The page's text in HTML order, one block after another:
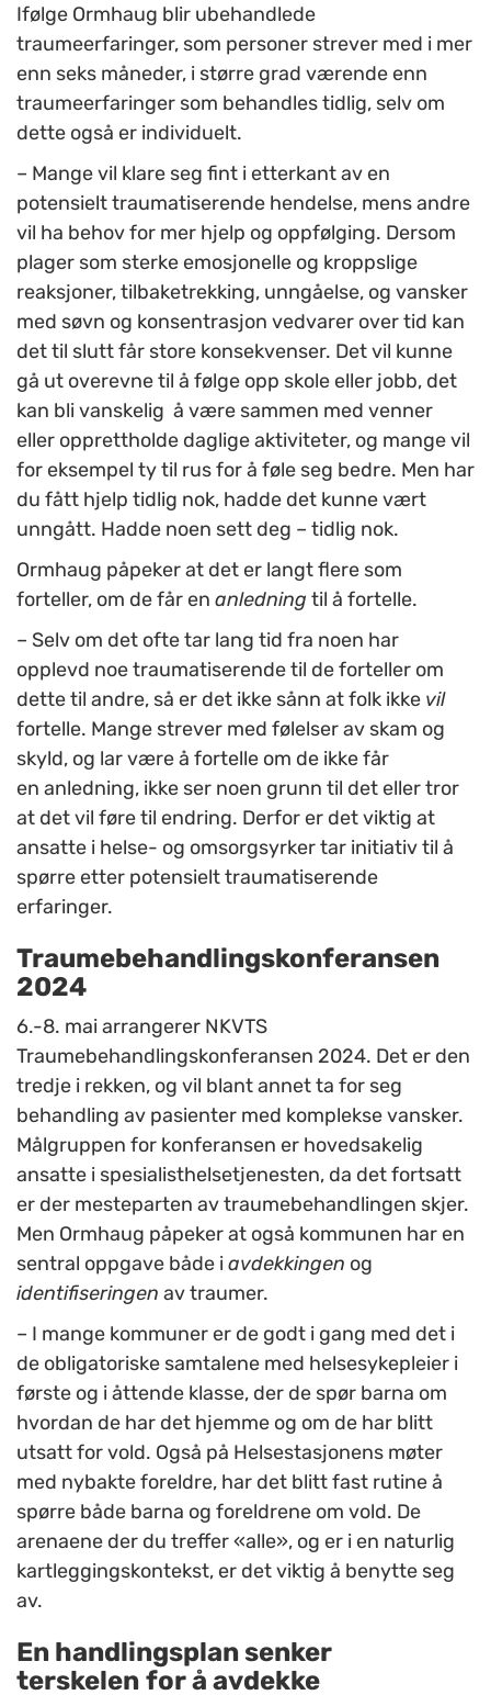
Ifølge Ormhaug blir ubehandlede
traumeerfaringer, som personer strever med i mer
enn seks måneder, i større grad værende enn
traumeerfaringer som behandles tidlig, selv om
dette også er individuelt.
– Mange vil klare seg fint i etterkant av en
potensielt traumatiserende hendelse, mens andre
vil ha behov for mer hjelp og oppfølging. Dersom
plager som sterke emosjonelle og kroppslige
reaksjoner, tilbaketrekking, unngåelse, og vansker
med søvn og konsentrasjon vedvarer over tid kan
det til slutt får store konsekvenser. Det vil kunne
gå ut overevne til å følge opp skole eller jobb, det
kan bli vanskelig å være sammen med venner
eller opprettholde daglige aktiviteter, og mange vil
for eksempel ty til rus for å føle seg bedre. Men har
du fått hjelp tidlig nok, hadde det kunne vært
unngått. Hadde noen sett deg – tidlig nok.
Ormhaug påpeker at det er langt flere som
forteller, om de får en anledning til å fortelle.
– Selv om det ofte tar lang tid fra noen har
opplevd noe traumatiserende til de forteller om
dette til andre, så er det ikke sånn at folk ikke vil
fortelle. Mange strever med følelser av skam og
skyld, og lar være å fortelle om de ikke får
en anledning, ikke ser noen grunn til det eller tror
at det vil føre til endring. Derfor er det viktig at
ansatte i helse- og omsorgsyrker tar initiativ til å
spørre etter potensielt traumatiserende
erfaringer.
Traumebehandlingskonferansen
2024
6.-8. mai arrangerer NKVTS
Traumebehandlingskonferansen 2024. Det er den
tredje i rekken, og vil blant annet ta for seg
behandling av pasienter med komplekse vansker.
Målgruppen for konferansen er hovedsakelig
ansatte i spesialisthelsetjenesten, da det fortsatt
er der mesteparten av traumebehandlingen skjer.
Men Ormhaug påpeker at også kommunen har en
sentral oppgave både iavdekkingen og
identifiseringen av traumer.
– I mange kommuner er de godt i gang med det i
de obligatoriske samtalene med helsesykepleier i
første og i åttende klasse, der de spør barna om
hvordan de har det hjemme og om de har blitt
utsatt for vold. Også på Helsestasjonens møter
med nybakte foreldre, har det blitt fast rutine å
spørre både barna og foreldrene om vold. De
arenaene der du treffer«alle», og er i en naturlig
kartleggingskontekst, er det viktig å benytte seg
av.
En handlingsplan senker
terskelen for å avdekke